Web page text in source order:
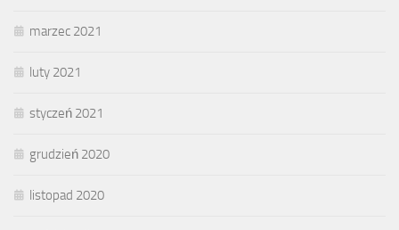
marzec 2021
luty 2021
styczeń 2021
grudzień 2020
listopad 2020